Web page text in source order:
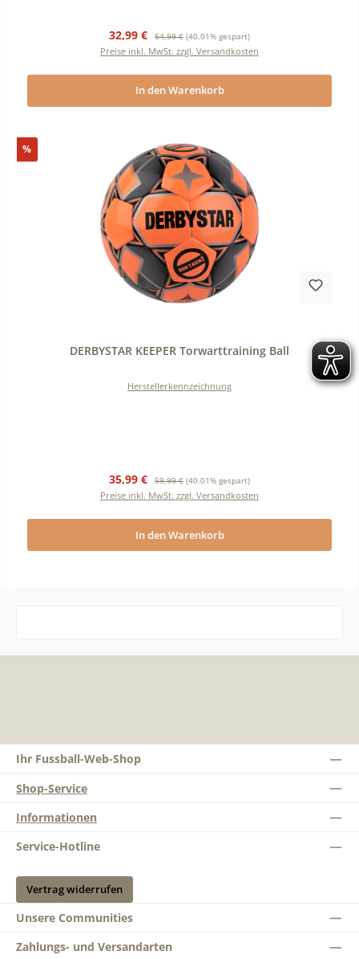
Verkaufspreis:
32,99 € 54,99 € (40.01% gespart)
Preise inkl. MwSt. zzgl. Versandkosten
In den Warenkorb
%Rabatt
DERBYSTAR KEEPER Torwarttraining Ball
Herstellerkennzeichnung
Verkaufspreis:
35,99 € Regulärer Preis:
59,99 € (40.01% gespart)
Preise inkl. MwSt. zzgl. Versandkosten
In den Warenkorb
Ihr Fussball-Web-Shop
Shop-Service
Informationen
Service-Hotline
Vertrag widerrufen
Unsere Communities
Zahlungs- und Versandarten